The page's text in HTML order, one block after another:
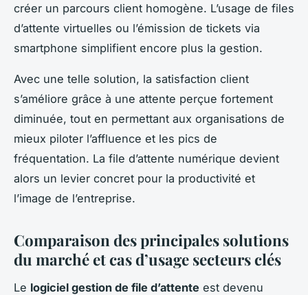
créer un parcours client homogène. L’usage de files
d’attente virtuelles ou l’émission de tickets via
smartphone simplifient encore plus la gestion.
Avec une telle solution, la satisfaction client
s’améliore grâce à une attente perçue fortement
diminuée, tout en permettant aux organisations de
mieux piloter l’affluence et les pics de
fréquentation. La file d’attente numérique devient
alors un levier concret pour la productivité et
l’image de l’entreprise.
Comparaison des principales solutions
du marché et cas d’usage secteurs clés
Le logiciel gestion de file d’attente est devenu